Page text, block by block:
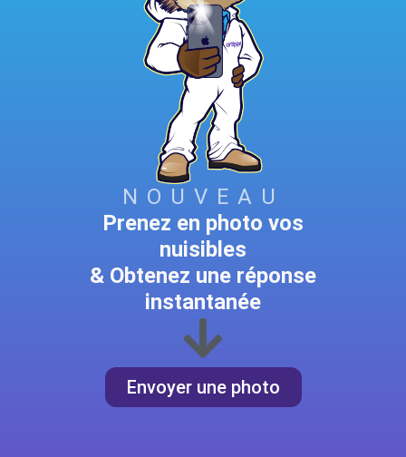
NOUVEAU
Prenez en photo vos
nuisibles
& Obtenez une réponse
instantanée
Envoyer une photo